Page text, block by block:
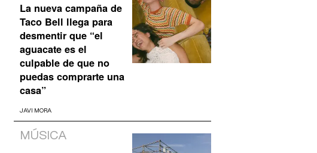
La nueva campaña de
Taco Bell llega para
desmentir que “el
aguacate es el
culpable de que no
puedas comprarte una
casa”
JAVI MORA
MÚSICA